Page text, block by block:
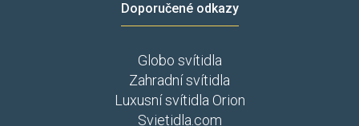
Doporučené odkazy
Globo svítidla
Zahradní svítidla
Luxusní svítidla Orion
Svietidla.com